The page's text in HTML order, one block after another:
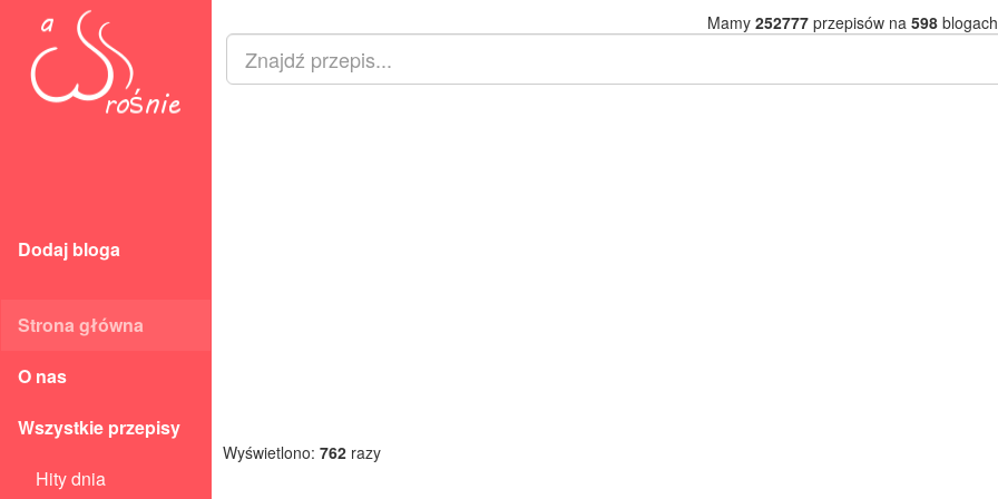
Dodaj bloga
Strona główna
O nas
Wszystkie przepisy
Hity dnia
Mamy 252777przepisów na 598
Wyświetlono: 762 razy